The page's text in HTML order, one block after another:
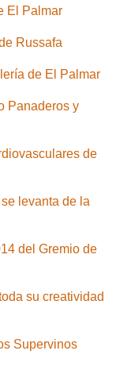
El Palmar
Russafa
de El Palmar
Panaderos y
de
levanta de la
del Gremio de
su creatividad
Supervinos